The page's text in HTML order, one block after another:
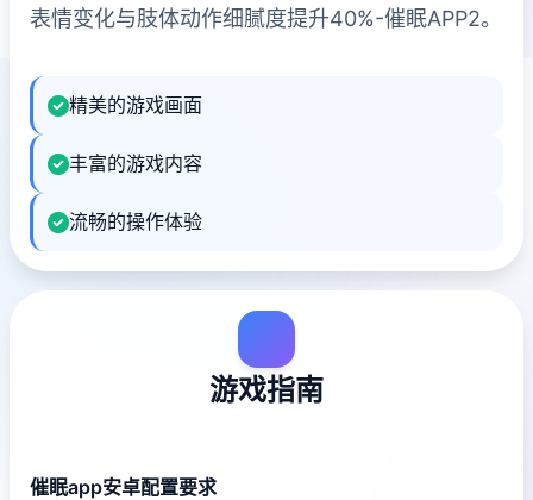
表情变化与肢体动作细腻度提升40%-催眠APP2。
精美的游戏画面
丰富的游戏内容
流畅的操作体验
游戏指南
催眠app安卓配置要求